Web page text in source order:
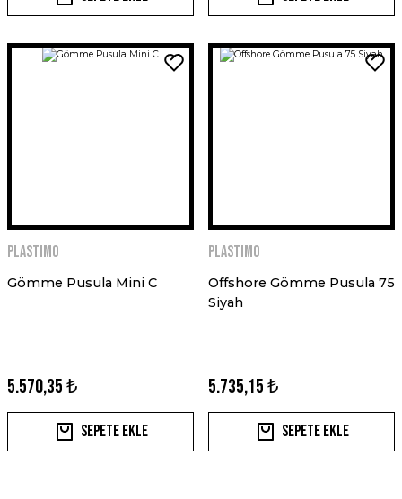
PLASTIMO
Gömme Pusula Mini C
5.570,35 ₺
Sepete Ekle
PLASTIMO
Offshore Gömme Pusula 75
Siyah
5.735,15 ₺
Sepete Ekle